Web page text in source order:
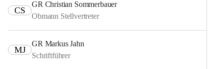
CS
GR Christian Sommerbauer
Obmann Stellvertreter
MJ
GR Markus Jahn
Schriftführer